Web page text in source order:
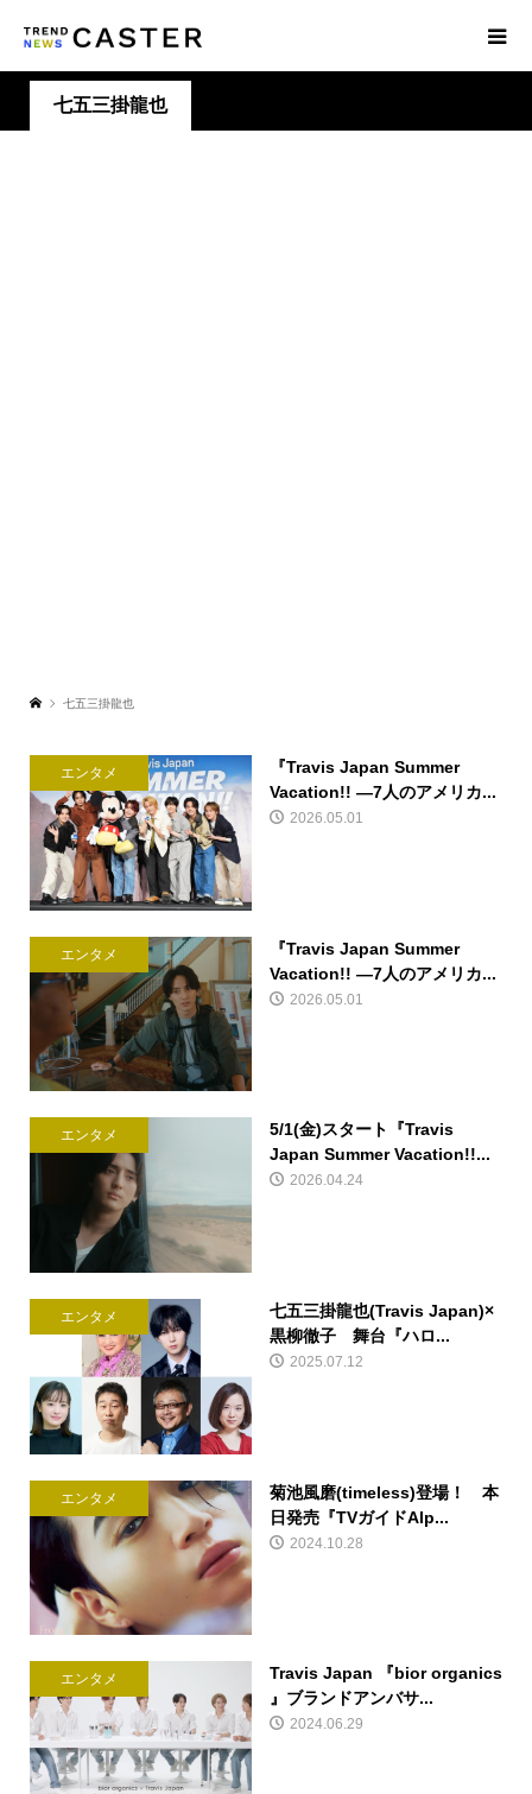
七五三掛龍也
七五三掛龍也
エンタメ
『Travis Japan Summer
Vacation!! ―7人のアメリカ...
2026.05.01
エンタメ
『Travis Japan Summer
Vacation!! ―7人のアメリカ...
2026.05.01
エンタメ
5/1(金)スタート『Travis
Japan Summer Vacation!!...
2026.04.24
エンタメ
七五三掛龍也(Travis Japan)×
黒柳徹子 舞台『ハロ...
2025.07.12
エンタメ
菊池風磨(timeless)登場！ 本
日発売『TVガイドAlp...
2024.10.28
エンタメ
Travis Japan 『bior organics
』ブランドアンバサ...
2024.06.29